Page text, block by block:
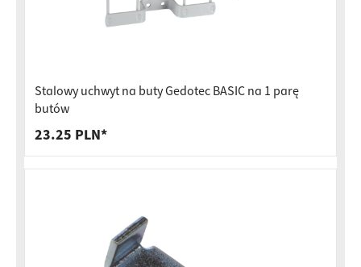
Stalowy uchwyt na buty Gedotec BASIC na 1 parę
butów
23.25 PLN*